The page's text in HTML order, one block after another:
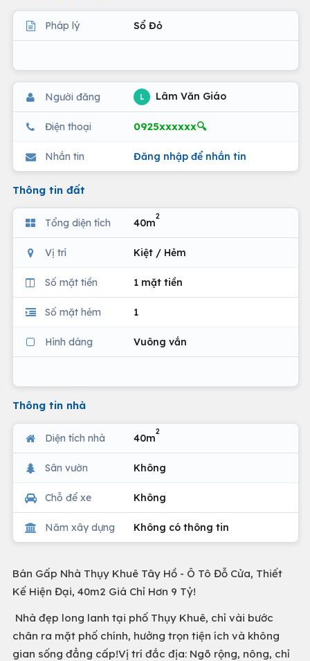
Pháp lý Sổ Đỏ
Người đăng L Lâm Văn Giáo
Điện thoại 0925xxxxxx🔍
Nhắn tin Đăng nhập để nhắn tin
Thông tin đất
Tổng diện tích 40m
2
Vị trí Kiệt / Hẻm
Số mặt tiền 1 mặt tiền
Số mặt hẻm 1
Hình dáng Vuông vắn
Thông tin nhà
Diện tích nhà 40m
2
Sân vườn Không
Chỗ để xe Không
Năm xây dựng Không có thông tin
Bán Gấp Nhà Thụy Khuê Tây Hồ - Ô Tô Đỗ Cửa, Thiết
Kế Hiện Đại, 40m2 Giá Chỉ Hơn 9 Tỷ!
Nhà đẹp long lanh tại phố Thụy Khuê, chỉ vài bước
chân ra mặt phố chính, hưởng trọn tiện ích và không
gian sống đẳng cấp!Vị trí đắc địa: Ngõ rộng, nông, chỉ